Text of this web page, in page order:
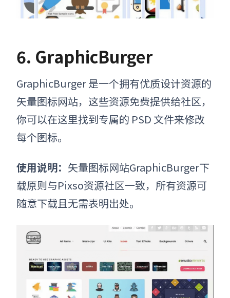
6. GraphicBurger
GraphicBurger 是一个拥有优质设计资源的
矢量图标网站，这些资源免费提供给社区，
你可以在这里找到专属的 PSD 文件来修改
每个图标。
使用说明： 矢量图标网站GraphicBurger下
载原则与Pixso资源社区一致，所有资源可
随意下载且无需表明出处。